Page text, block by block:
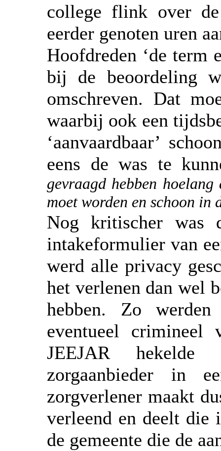
college flink over
eerder genoten uren
Hoofdreden ‘de term
bij de beoordeling
omschreven. Dat
waarbij ook een
‘aanvaardbaar’
eens de was te
gevraagd hebben
moet worden en schoon in
Nog kritischer was
intakeformulier van
werd alle privacy
het verlenen dan wel
hebben. Zo
eventueel crimineel
JEEJAR
zorgaanbieder in
zorgverlener maakt
verleend en deelt die
de gemeente die de